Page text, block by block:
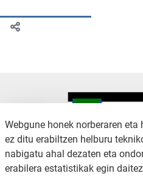
Webgune honek norberaren
ez ditu erabiltzen helburu
nabigatu ahal dezaten eta
erabilera estatistikak egin